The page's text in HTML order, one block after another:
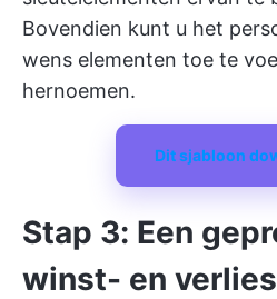
Bovendien kunt u het
wens elementen toe te
hernoemen.
Dit sjabloon
Stap 3: Een
winst- en